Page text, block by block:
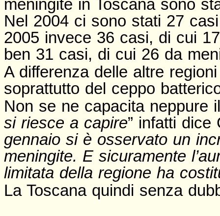
meningite in Toscana sono
Nel 2004 ci sono stati 27
2005 invece 36 casi, di cui
ben 31 casi, di cui 26 da
A differenza delle altre
soprattutto del ceppo
Non se ne capacita neppure
si riesce a capire” infatti dice
gennaio si è osservato un
meningite. E sicuramente
limitata della regione ha
La Toscana quindi senza